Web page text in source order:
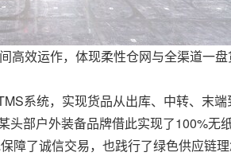
高效运作，体现柔性仓网与全渠道一
系统，实现货品从出库、中转、末
部户外装备品牌借此实现了100%无
了诚信交易，也践行了绿色供应链理